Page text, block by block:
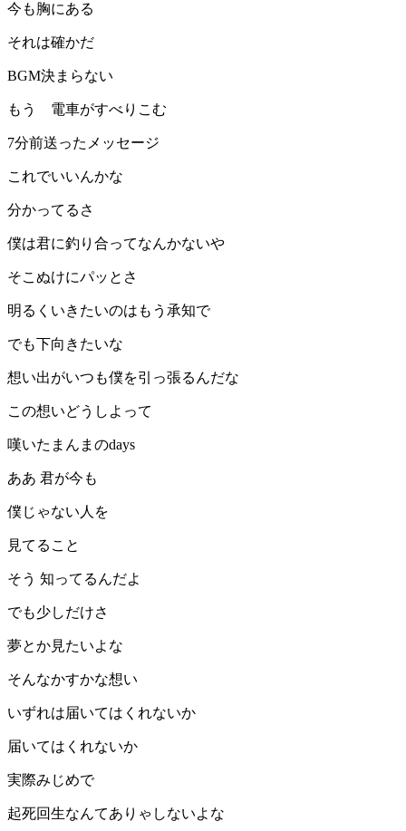
今も胸にある
それは確かだ
BGM決まらない
もう 電車がすべりこむ
7分前送ったメッセージ
これでいいんかな
分かってるさ
僕は君に釣り合ってなんかないや
そこぬけにパッとさ
明るくいきたいのはもう承知で
でも下向きたいな
想い出がいつも僕を引っ張るんだな
この想いどうしよって
嘆いたまんまのdays
ああ 君が今も
僕じゃない人を
見てること
そう 知ってるんだよ
でも少しだけさ
夢とか見たいよな
そんなかすかな想い
いずれは届いてはくれないか
届いてはくれないか
実際みじめで
起死回生なんてありゃしないよな